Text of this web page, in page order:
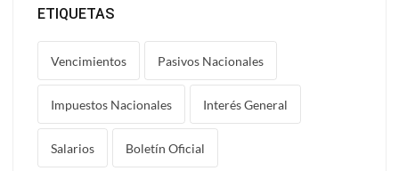
ETIQUETAS
Vencimientos Pasivos Nacionales
Impuestos Nacionales Interés General
Salarios Boletín Oficial